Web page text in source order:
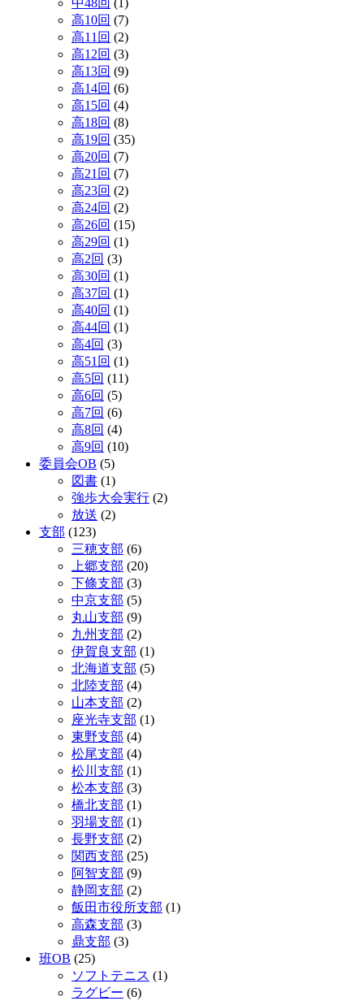
中48回 (1)
高10回 (7)
高11回 (2)
高12回 (3)
高13回 (9)
高14回 (6)
高15回 (4)
高18回 (8)
高19回 (35)
高20回 (7)
高21回 (7)
高23回 (2)
高24回 (2)
高26回 (15)
高29回 (1)
高2回 (3)
高30回 (1)
高37回 (1)
高40回 (1)
高44回 (1)
高4回 (3)
高51回 (1)
高5回 (11)
高6回 (5)
高7回 (6)
高8回 (4)
高9回 (10)
委員会OB (5)
図書 (1)
強歩大会実行 (2)
放送 (2)
支部 (123)
三穂支部 (6)
上郷支部 (20)
下條支部 (3)
中京支部 (5)
丸山支部 (9)
九州支部 (2)
伊賀良支部 (1)
北海道支部 (5)
北陸支部 (4)
山本支部 (2)
座光寺支部 (1)
東野支部 (4)
松尾支部 (4)
松川支部 (1)
松本支部 (3)
橋北支部 (1)
羽場支部 (1)
長野支部 (2)
関西支部 (25)
阿智支部 (9)
静岡支部 (2)
飯田市役所支部 (1)
高森支部 (3)
鼎支部 (3)
班OB (25)
ソフトテニス (1)
ラグビー (6)